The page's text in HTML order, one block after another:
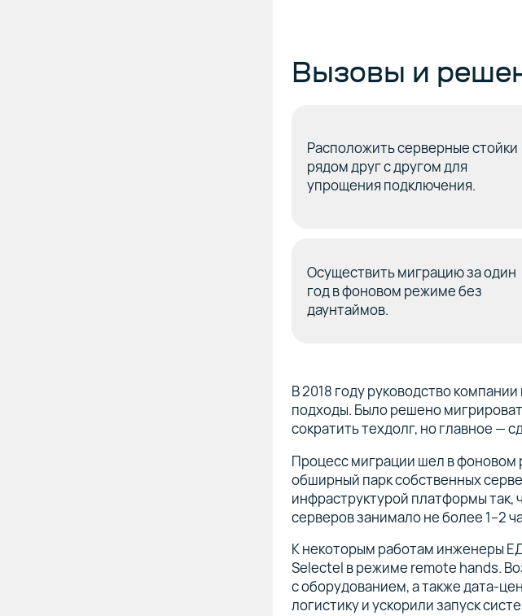
Вызовы и
Расположить серверные стойки
рядом друг с другом для
упрощения подключения.
Осуществить миграцию за один
год в фоновом режиме без
даунтаймов.
В 2018 году руководство
подходы. Было решено
сократить техдолг, но главное —
Процесс миграции шел в фоновом
обширный парк собственных
инфраструктурой платформы
серверов занимало не более 1–2
К некоторым работам инженеры
Selectel в режиме remote hands.
с оборудованием, а также дата-
логистику и ускорили запуск